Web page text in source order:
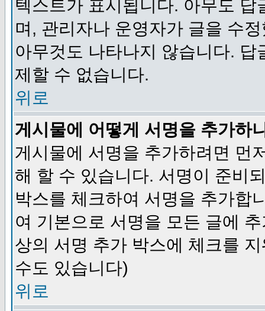
텍스트가 표시됩니다. 아무도
며, 관리자나 운영자가 글을 수
아무것도 나타나지 않습니다.
제할 수 없습니다.
위로
게시물에 어떻게 서명을 추가하
게시물에 서명을 추가하려면 먼
해 할 수 있습니다. 서명이 준비
박스를 체크하여 서명을 추가합
여 기본으로 서명을 모든 글에
상의 서명 추가 박스에 체크를
수도 있습니다)
위로